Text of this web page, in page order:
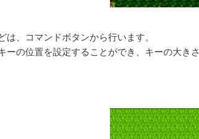
、コマンドボタンから行います。
ーの位置を設定することができ、キーの大